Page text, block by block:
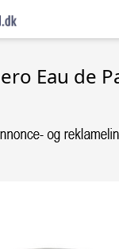
Eau de